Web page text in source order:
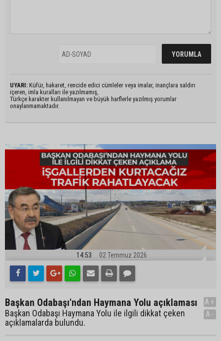
UYARI: Küfür, hakaret, rencide edici cümleler veya imalar, inançlara saldırı
içeren, imla kuralları ile yazılmamış,
Türkçe karakter kullanılmayan ve büyük harflerle yazılmış yorumlar
onaylanmamaktadır.
14:53 02 Temmuz 2026
Başkan Odabaşı'ndan Haymana Yolu açıklaması
Başkan Odabaşı Haymana Yolu ile ilgili dikkat çeken
açıklamalarda bulundu.
A+
A-